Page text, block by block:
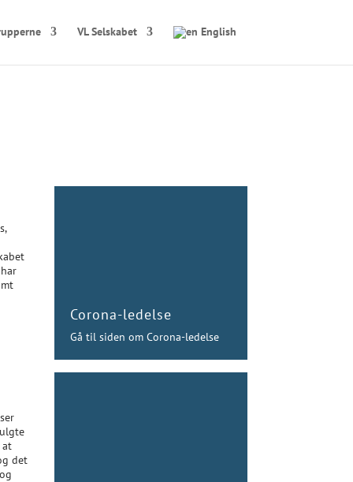
VL Selskabet English
at
det
Corona-ledelse
Gå til siden om Corona-ledelse